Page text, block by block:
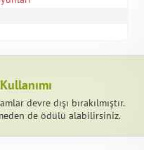
devre dışı bırakılmıştır.
de ödülü alabilirsiniz.